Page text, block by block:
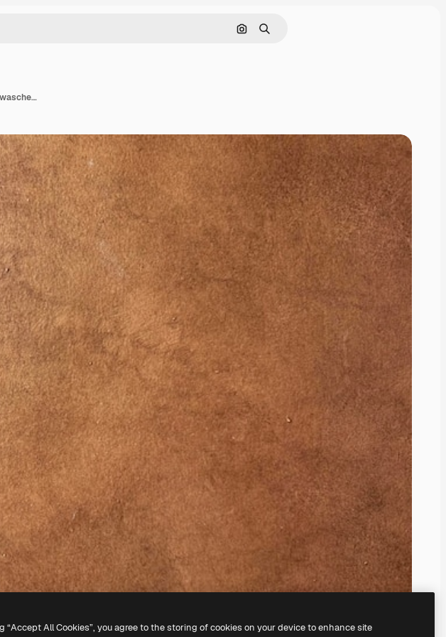
Nach Bild suchen
Suchen
Kupfer-metallische Texturfarbe, die an einer Wand oder einer Tafel gewaschen wird, nahtlose Hintergrundtextur, zufällige Textur
“Accept All Cookies”, you agree to the storing of cookies on your device to enhance site